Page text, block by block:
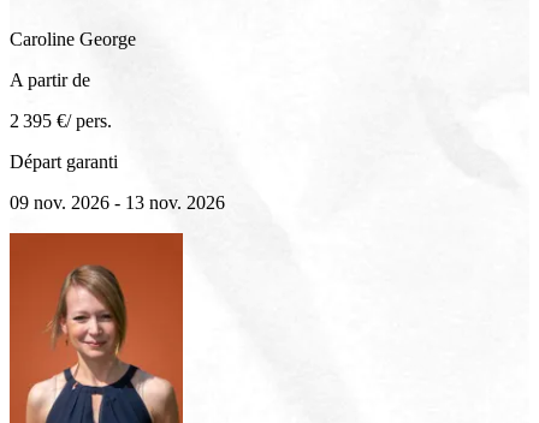
Caroline George
A partir de
2 395 €/ pers.
Départ garanti
09 nov. 2026 - 13 nov. 2026